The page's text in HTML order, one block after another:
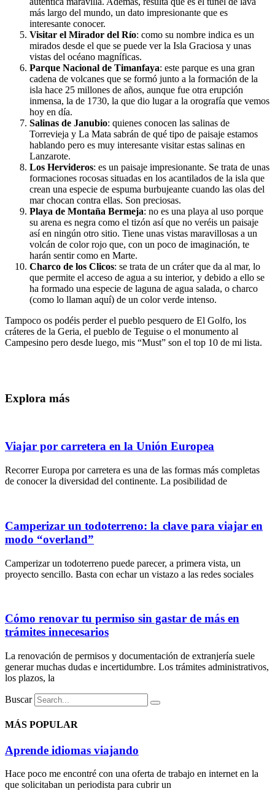
más largo del mundo, un dato impresionante que es
interesante conocer.
Visitar el Mirador del Río: como su nombre indica es un
mirados desde el que se puede ver la Isla Graciosa y unas
vistas del océano magníficas.
Parque Nacional de Timanfaya: este parque es una gran
cadena de volcanes que se formó junto a la formación de la
isla hace 25 millones de años, aunque fue otra erupción
inmensa, la de 1730, la que dio lugar a la orografía que vemos
hoy en día.
Salinas de Janubio: quienes conocen las salinas de
Torrevieja y La Mata sabrán de qué tipo de paisaje estamos
hablando pero es muy interesante visitar estas salinas en
Lanzarote.
Los Hervideros: es un paisaje impresionante. Se trata de unas
formaciones rocosas situadas en los acantilados de la isla que
crean una especie de espuma burbujeante cuando las olas del
mar chocan contra ellas. Son preciosas.
Playa de Montaña Bermeja: no es una playa al uso porque
su arena es negra como el tizón así que no veréis un paisaje
así en ningún otro sitio. Tiene unas vistas maravillosas a un
volcán de color rojo que, con un poco de imaginación, te
harán sentir como en Marte.
Charco de los Clicos: se trata de un cráter que da al mar, lo
que permite el acceso de agua a su interior, y debido a ello se
ha formado una especie de laguna de agua salada, o charco
(como lo llaman aquí) de un color verde intenso.
Tampoco os podéis perder el pueblo pesquero de El Golfo, los
cráteres de la Geria, el pueblo de Teguise o el monumento al
Campesino pero desde luego, mis “Must” son el top 10 de mi lista.
Explora más
Viajar por carretera en la Unión Europea
Recorrer Europa por carretera es una de las formas más completas
de conocer la diversidad del continente. La posibilidad de
Camperizar un todoterreno: la clave para viajar en
modo “overland”
Camperizar un todoterreno puede parecer, a primera vista, un
proyecto sencillo. Basta con echar un vistazo a las redes sociales
Cómo renovar tu permiso sin gastar de más en
trámites innecesarios
La renovación de permisos y documentación de extranjería suele
generar muchas dudas e incertidumbre. Los trámites administrativos,
los plazos, la
Buscar
MÁS POPULAR
Aprende idiomas viajando
Hace poco me encontré con una oferta de trabajo en internet en la
que solicitaban un periodista para cubrir un